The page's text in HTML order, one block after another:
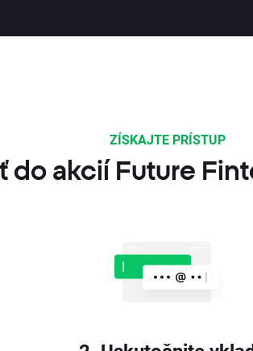
ZÍSKAJTE PRÍSTUP
do akcií Future